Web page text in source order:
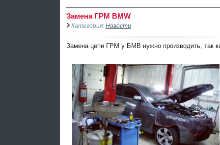
Замена ГРМ BMW
Категория: Новости
Замена цепи ГРМ у БМВ нужно производить, так